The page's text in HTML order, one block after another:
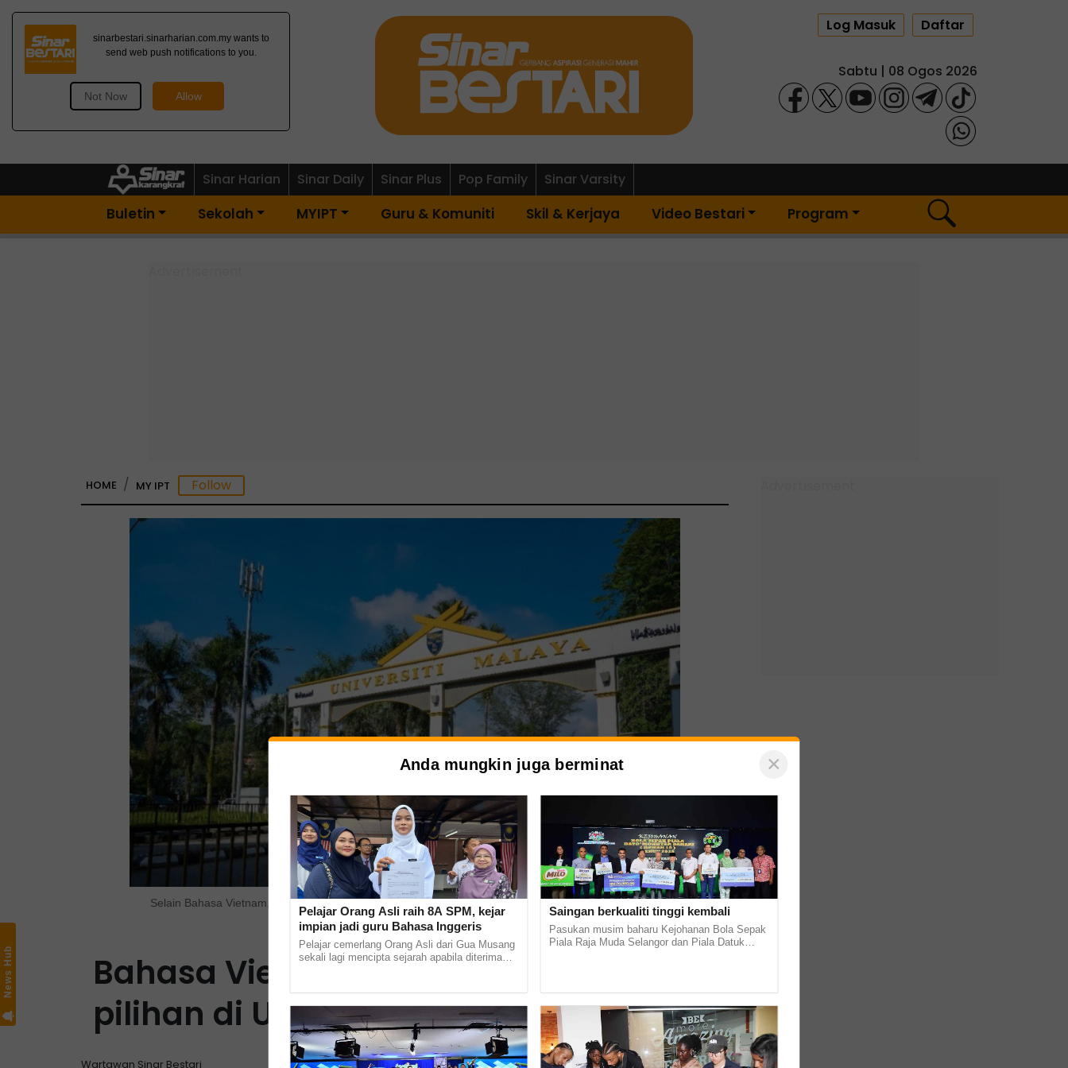
Dapatkan Newsletter
Log Masuk Daftar
Sabtu | 08 Ogos 2026
Sinar Harian Sinar Daily Sinar Plus Pop Family Sinar Varsity
Buletin Sekolah MYIPT Guru & Komuniti Skil & Kerjaya Video Bestari Program
HOME MY IPT
Selain Bahasa Vietnam, FLL UM juga menawarkan sembilan subjek bahasa lain termasuk Arab, Cina,
Inggeris, Perancis, Jerman dan Tamil.
Bahasa Vietnam antara subjek
pilihan di Universiti Malaya
Wartawan Sinar Bestari
News Hub
Anda mungkin juga berminat ×
Pelajar Orang Asli raih 8A SPM, kejar
impian jadi guru Bahasa Inggeris
Pelajar cemerlang Orang Asli dari Gua Musang
sekali lagi mencipta sejarah apabila diterima
Saingan berkualiti tinggi kembali
Pasukan musim baharu Kejohanan Bola Sepak
Piala Raja Muda Selangor dan Piala Datuk